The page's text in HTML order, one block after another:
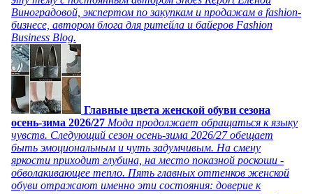
Виноградовой, экспертом по закупкам и продажам в fashion-
бизнесе, автором блога для ритейла и байеров Fashion
Business Blog.
Главные цвета женской обуви сезона
осень-зима 2026/27 Мода продолжает обращаться к языку
чувств. Следующий сезон осень-зима 2026/27 обещает
быть эмоциональным и чуть задумчивым. На смену
яркости приходит глубина, на место показной роскоши -
обволакивающее тепло. Пять главных оттенков женской
обуви отражают именно эти состояния: доверие к